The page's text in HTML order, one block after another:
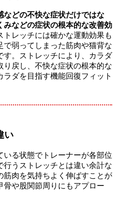
などの不快な症状だけではな
みなどの症状の根本的な改善効
トレッチには確かな運動効果も
で弱ってしまった筋肉や猫背な
す。ストレッチにより、カラダ
り戻し、不快な症状の根本的な
ダを目指す機能回復フィット
い
いる状態でトレーナーが各部位
行うストレッチとは違い余計な
筋肉を気持ちよく伸ばすことが
骨や股関節周りにもアプロー